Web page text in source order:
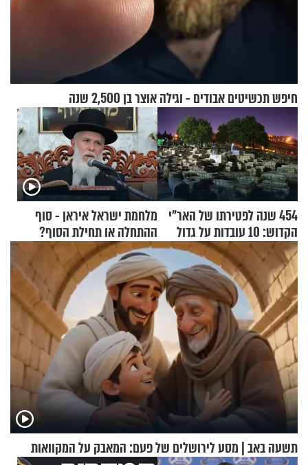
חיפש תכשיטים אבודים - וגילה אוצר בן 2,500 שנה
454 שנה לפטירתו של האר"י
הקדוש: 10 עובדות על גדול
מקובלי צפת
מלחמת ישראל איראן - סוף
ההתחלה או תחילת הסוף?
הרה"ג זמיר כהן במסר עוצמתי
תשעה באב | מסע לירושלים של פעם: המאבק על המקוואות